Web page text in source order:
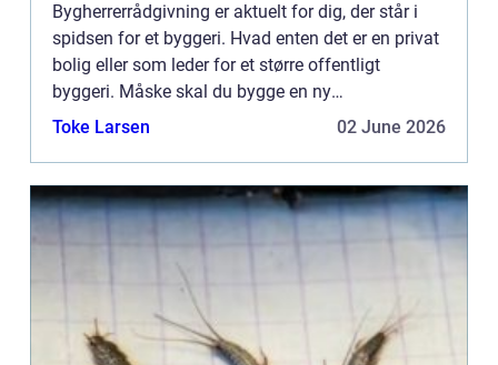
Bygherrerrådgivning er aktuelt for dig, der står i
spidsen for et byggeri. Hvad enten det er en privat
bolig eller som leder for et større offentligt
byggeri. Måske skal du bygge en ny
kontorbygning, skolebygning eller et
Toke Larsen 02 June 2026